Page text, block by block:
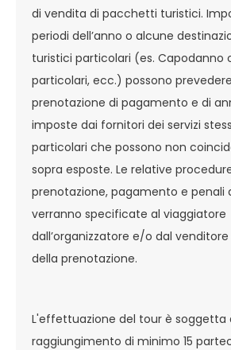
di vendita di pacchetti turistici.
periodi dell’anno o alcune
turistici particolari (es. Capodanno
particolari, ecc.) possono
prenotazione di pagamento e di
imposte dai fornitori dei servizi
particolari che possono non
sopra esposte. Le relative
prenotazione, pagamento e penali
verranno specificate al viaggiatore
dall’organizzatore e/o dal
della prenotazione.
L'effettuazione del tour è soggetta
raggiungimento di minimo 15